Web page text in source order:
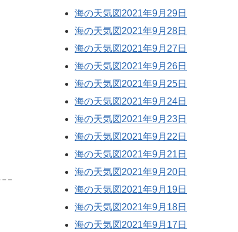
海の天気図2021年9月29日
海の天気図2021年9月28日
海の天気図2021年9月27日
海の天気図2021年9月26日
海の天気図2021年9月25日
海の天気図2021年9月24日
海の天気図2021年9月23日
海の天気図2021年9月22日
海の天気図2021年9月21日
海の天気図2021年9月20日
海の天気図2021年9月19日
海の天気図2021年9月18日
海の天気図2021年9月17日